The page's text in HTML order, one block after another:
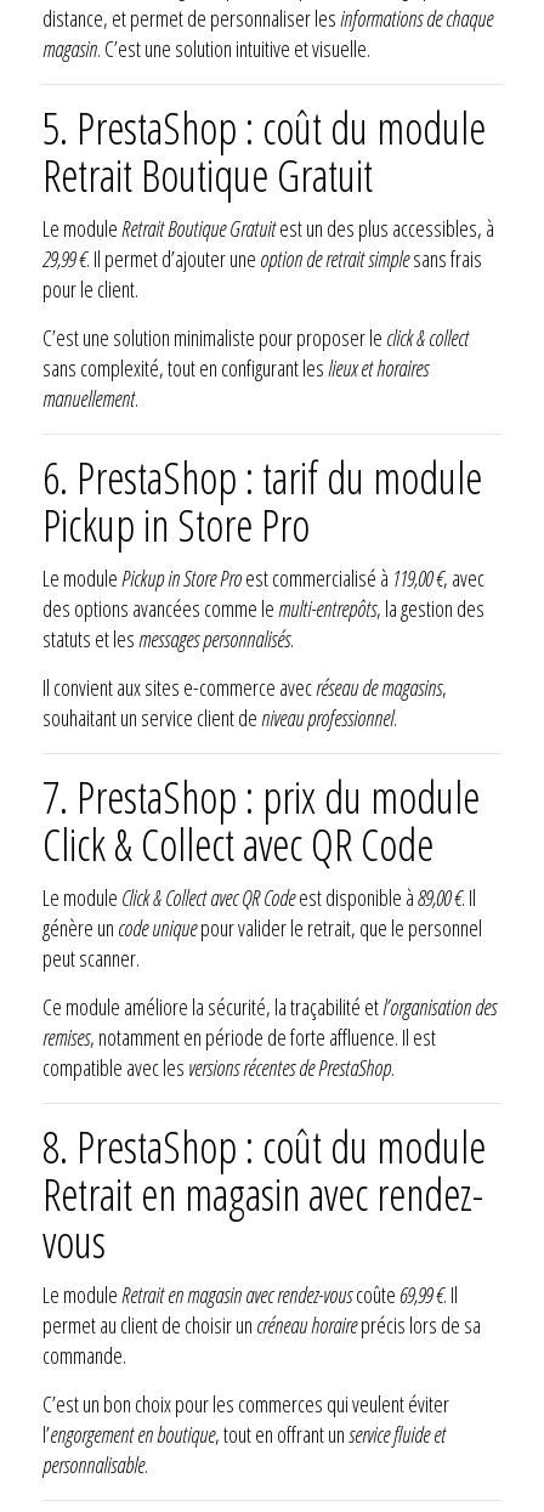
distance, et permet de personnaliser lesinformations de chaque
magasin. C’est une solution intuitive et visuelle.
5. PrestaShop : coût du module
Retrait Boutique Gratuit
Le moduleRetrait Boutique Gratuitest un des plus accessibles, à
29,99 €. Il permet d’ajouter une option de retrait simplesans frais
pour le client.
C’est une solution minimaliste pour proposer le click & collect
sans complexité, tout en configurant les lieux et horaires
manuellement.
6. PrestaShop : tarif du module
Pickup in Store Pro
Le modulePickup in Store Proest commercialisé à 119,00 €, avec
des options avancées comme le multi-entrepôts, la gestion des
statuts et les messages personnalisés.
Il convient aux sites e-commerce avecréseau de magasins,
souhaitant un service client de niveau professionnel.
7. PrestaShop : prix du module
Click & Collect avec QR Code
Le module Click & Collect avec QR Codeest disponible à89,00 €. Il
génère un code uniquepour valider le retrait, que le personnel
peut scanner.
Ce module améliore la sécurité, la traçabilité etl’organisation des
remises, notamment en période de forte affluence. Il est
compatible avec les versions récentes de PrestaShop.
8. PrestaShop : coût du module
Retrait en magasin avec rendez-
vous
Le moduleRetrait en magasin avec rendez-vouscoûte 69,99 €. Il
permet au client de choisir un créneau horaireprécis lors de sa
commande.
C’est un bon choix pour les commerces qui veulent éviter
l’engorgement en boutique, tout en offrant unservice fluide et
personnalisable.